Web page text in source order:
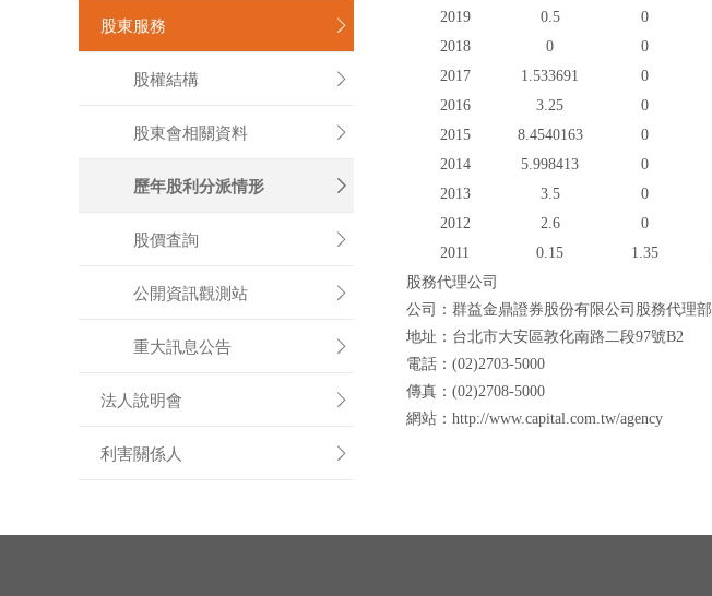
股東服務 

股權結構

股東會相關資料

歷年股利分派情形

股價査詢

公開資訊觀測站

重大訊息公告
法人說明會 
利害關係人 
2019
0.5 0
2018
0 0
2017
1.533691 0
2016
3.25 0
2015
8.4540163 0
2014
5.998413 0
2013
3.5 0
2012
2.6 0
2011
0.15 1.35
股務代理公司
公司：群益金鼎證券股份有限公司股務代理部
地址：台北市大安區敦化南路二段97號B2
電話：(02)2703-5000
傳真：(02)2708-5000
網站：http://www.capital.com.tw/agency